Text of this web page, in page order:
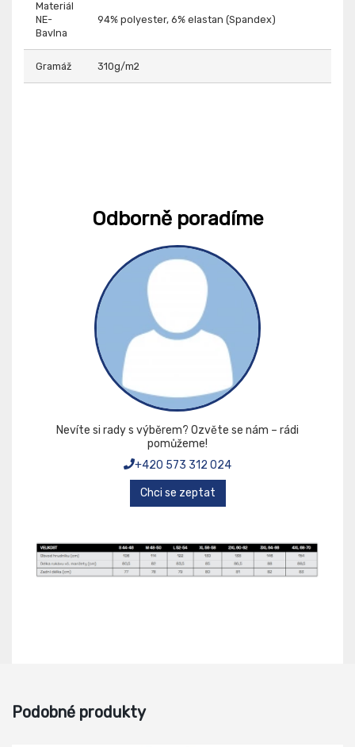
Materiál
NE-
Bavlna
94% polyester, 6% elastan (Spandex)
Gramáž 310g/m2
Odborně poradíme
Nevíte si rady s výběrem? Ozvěte se nám – rádi
pomůžeme!
+420 573 312 024
Chci se zeptat
Podobné produkty